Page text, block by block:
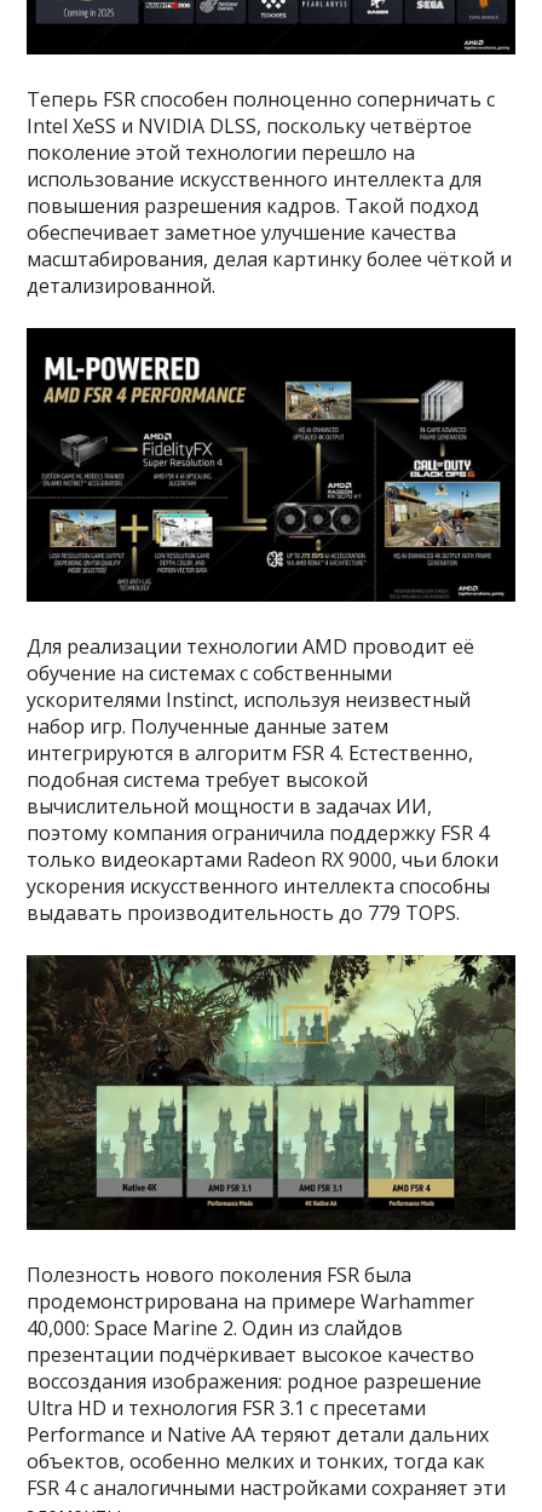
Теперь FSR способен полноценно соперничать с
Intel XeSS и NVIDIA DLSS, поскольку четвёртое
поколение этой технологии перешло на
использование искусственного интеллекта для
повышения разрешения кадров. Такой подход
обеспечивает заметное улучшение качества
масштабирования, делая картинку более чёткой и
детализированной.
Для реализации технологии AMD проводит её
обучение на системах с собственными
ускорителями Instinct, используя неизвестный
набор игр. Полученные данные затем
интегрируются в алгоритм FSR 4. Естественно,
подобная система требует высокой
вычислительной мощности в задачах ИИ,
поэтому компания ограничила поддержку FSR 4
только видеокартами Radeon RX 9000, чьи блоки
ускорения искусственного интеллекта способны
выдавать производительность до 779 TOPS.
Полезность нового поколения FSR была
продемонстрирована на примере Warhammer
40,000: Space Marine 2. Один из слайдов
презентации подчёркивает высокое качество
воссоздания изображения: родное разрешение
Ultra HD и технология FSR 3.1 с пресетами
Performance и Native AA теряют детали дальних
объектов, особенно мелких и тонких, тогда как
FSR 4 с аналогичными настройками сохраняет эти